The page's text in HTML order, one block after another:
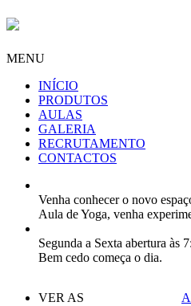
MENU
INÍCIO
PRODUTOS
AULAS
GALERIA
RECRUTAMENTO
CONTACTOS
Venha conhecer o novo
Aula de Yoga, venha
Segunda a Sexta abertura às
Bem cedo começa o dia.
VER AS